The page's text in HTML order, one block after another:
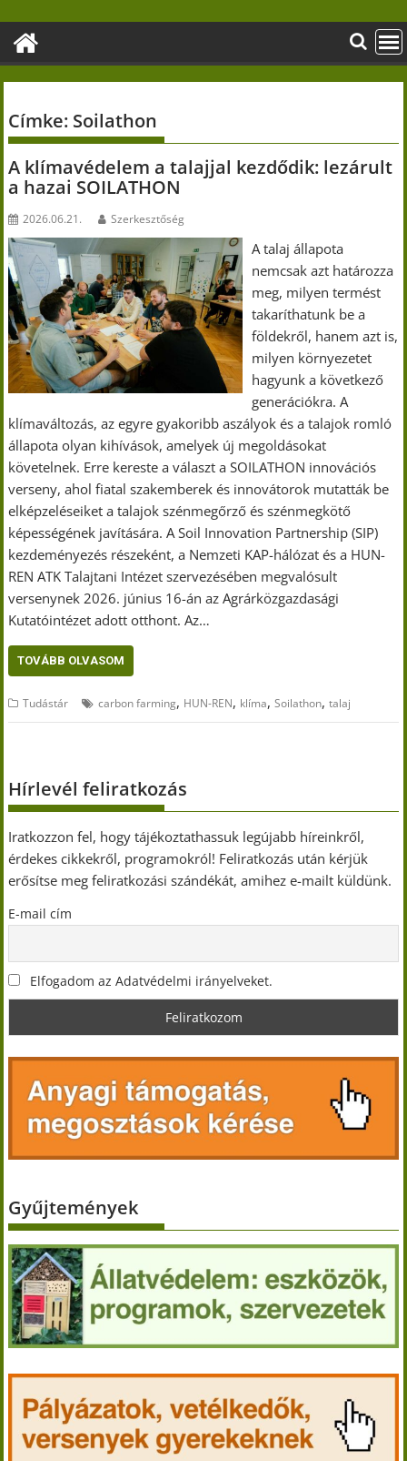
content
Címke: Soilathon
A klímavédelem a talajjal kezdődik: lezárult
a hazai SOILATHON
2026.06.21. Szerkesztőség
A talaj állapota
nemcsak azt határozza
meg, milyen termést
takaríthatunk be a
földekről, hanem azt is,
milyen környezetet
hagyunk a következő
generációkra. A
klímaváltozás, az egyre gyakoribb aszályok és a talajok romló
állapota olyan kihívások, amelyek új megoldásokat
követelnek. Erre kereste a választ a SOILATHON innovációs
verseny, ahol fiatal szakemberek és innovátorok mutatták be
elképzeléseiket a talajok szénmegőrző és szénmegkötő
képességének javítására. A Soil Innovation Partnership (SIP)
kezdeményezés részeként, a Nemzeti KAP-hálózat és a HUN-
REN ATK Talajtani Intézet szervezésében megvalósult
versenynek 2026. június 16-án az Agrárközgazdasági
Kutatóintézet adott otthont. Az…
TOVÁBB OLVASOM
Tudástár carbon farming, HUN-REN, klíma,Soilathon,talaj
Hírlevél feliratkozás
Iratkozzon fel, hogy tájékoztathassuk legújabb híreinkről,
érdekes cikkekről, programokról! Feliratkozás után kérjük
erősítse meg feliratkozási szándékát, amihez e-mailt küldünk.
E-mail cím
Elfogadom az Adatvédelmi irányelveket.
Gyűjtemények